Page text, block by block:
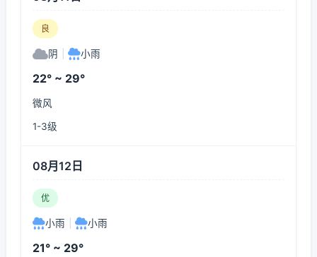
良
阴 小雨
22° ~ 29°
微风
1-3级
08月12日
优
小雨 小雨
21° ~ 29°